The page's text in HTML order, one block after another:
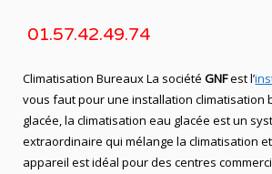
01.57.42.49.74
Climatisation Bureaux La sociétéGNFest l’
vous faut pour une installation climatisation
glacée, la climatisation eau glacée est un
extraordinaire qui mélange la climatisation et
appareil est idéal pour des centres